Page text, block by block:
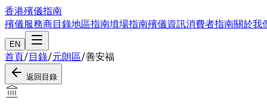
香港殯儀指南
殯儀服務商目錄地區指南墳場指南殯儀資訊消費者指南關於我
EN
首頁/目錄/元朗區/善安福
返回目錄